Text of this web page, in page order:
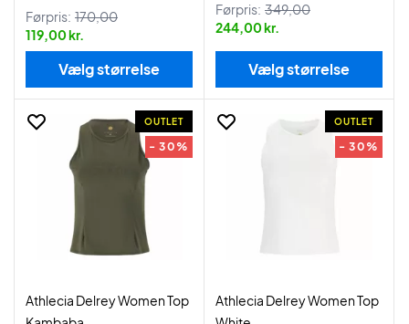
Førpris: 170,00
119,00 kr.
Vælg størrelse
Førpris: 349,00
244,00 kr.
Vælg størrelse
OUTLET
- 30%
Athlecia Delrey Women Top
OUTLET
- 30%
Athlecia Delrey Women Top